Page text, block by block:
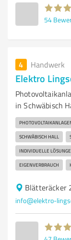
54
4 Handwerk
Elektro
in Schwäbisch
SCHWÄBISCH HALL
INDIVIDUELLE
EIGENVERBRAUCH
Blätteräcker
info@elektro-